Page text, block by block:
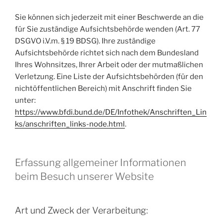
Sie können sich jederzeit mit einer Beschwerde an die
für Sie zuständige Aufsichtsbehörde wenden (Art. 77
DSGVO i.V.m. § 19 BDSG). Ihre zuständige
Aufsichtsbehörde richtet sich nach dem Bundesland
Ihres Wohnsitzes, Ihrer Arbeit oder der mutmaßlichen
Verletzung. Eine Liste der Aufsichtsbehörden (für den
nichtöffentlichen Bereich) mit Anschrift finden Sie
unter:
https://www.bfdi.bund.de/DE/Infothek/Anschriften_Lin
ks/anschriften_links-node.html.
Erfassung allgemeiner Informationen
beim Besuch unserer Website
Art und Zweck der Verarbeitung: